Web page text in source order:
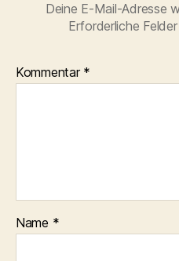
Deine E-Mail-Adresse
Erforderliche
Kommentar *
Name *